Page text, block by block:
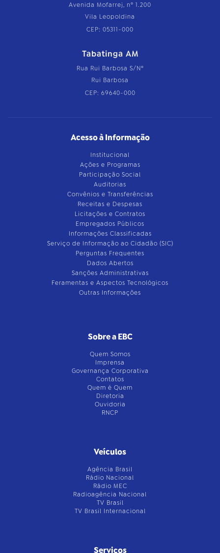
Avenida Mofarrej, nº 1.200
Vila Leopoldina
CEP: 05311-000
Tabatinga AM
Rua Rui Barbosa S/Nº
Rui Barbosa
CEP: 69640-000
Acesso à Informação
Institucional
Ações e Programas
Participação Social
Auditorias
Convênios e Transferências
Receitas e Despesas
Licitações e Contratos
Empregados Públicos
Informações Classificadas
Serviço de Informação ao Cidadão (SIC)
Perguntas Frequentes
Dados Abertos
Sanções Administrativas
Feramentas e Aspectos Tecnológicos
Outras Informações
Sobre a EBC
Quem Somos
Imprensa
Governança Corporativa
Contatos
Quem é Quem
Diretoria
Ouvidoria
RNCP
Veículos
Agência Brasil
Rádio Nacional
Rádio MEC
Radioagência Nacional
TV Brasil
TV Brasil Internacional
Serviços